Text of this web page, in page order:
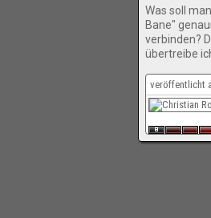
Was soll
Bane"
verbinden?
übertreibe
veröffentlicht